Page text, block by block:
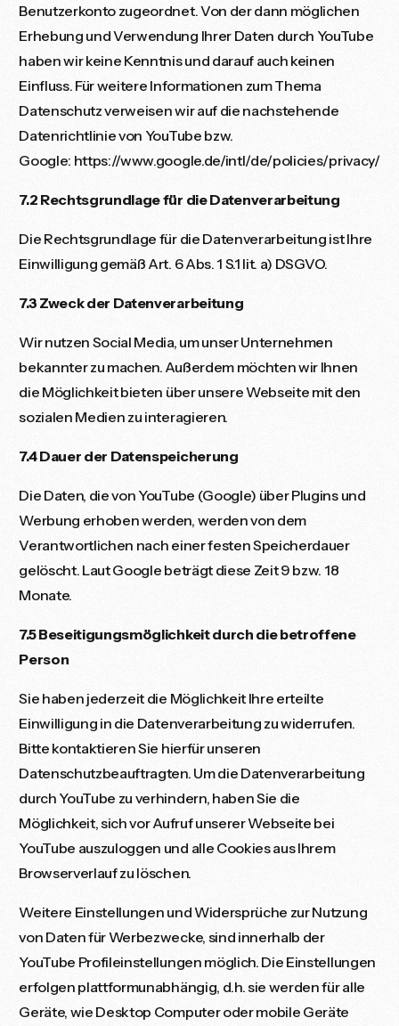
Benutzerkonto zugeordnet. Von der dann möglichen
Erhebung und Verwendung Ihrer Daten durch YouTube
haben wir keine Kenntnis und darauf auch keinen
Einfluss. Für weitere Informationen zum Thema
Datenschutz verweisen wir auf die nachstehende
Datenrichtlinie von YouTube bzw.
Google: https://www.google.de/intl/de/policies/privacy/
7.2 Rechtsgrundlage für die Datenverarbeitung
Die Rechtsgrundlage für die Datenverarbeitung ist Ihre
Einwilligung gemäß Art. 6 Abs. 1 S.1 lit. a) DSGVO.
7.3 Zweck der Datenverarbeitung
Wir nutzen Social Media, um unser Unternehmen
bekannter zu machen. Außerdem möchten wir Ihnen
die Möglichkeit bieten über unsere Webseite mit den
sozialen Medien zu interagieren.
7.4 Dauer der Datenspeicherung
Die Daten, die von YouTube (Google) über Plugins und
Werbung erhoben werden, werden von dem
Verantwortlichen nach einer festen Speicherdauer
gelöscht. Laut Google beträgt diese Zeit 9 bzw. 18
Monate.
7.5 Beseitigungsmöglichkeit durch die betroffene
Person
Sie haben jederzeit die Möglichkeit Ihre erteilte
Einwilligung in die Datenverarbeitung zu widerrufen.
Bitte kontaktieren Sie hierfür unseren
Datenschutzbeauftragten. Um die Datenverarbeitung
durch YouTube zu verhindern, haben Sie die
Möglichkeit, sich vor Aufruf unserer Webseite bei
YouTube auszuloggen und alle Cookies aus Ihrem
Browserverlauf zu löschen.
Weitere Einstellungen und Widersprüche zur Nutzung
von Daten für Werbezwecke, sind innerhalb der
YouTube Profileinstellungen möglich. Die Einstellungen
erfolgen plattformunabhängig, d.h. sie werden für alle
Geräte, wie Desktop Computer oder mobile Geräte